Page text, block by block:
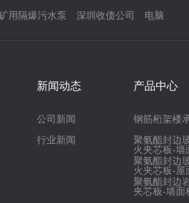
用隔爆污水泵 深圳收债公司 电脑
新闻动态
公司新闻
行业新闻
产品中心
钢筋桁架楼
聚氨酯封边
火夹芯板-墙
聚氨酯封边
火夹芯板-屋
聚氨酯封边
夹芯板-墙面